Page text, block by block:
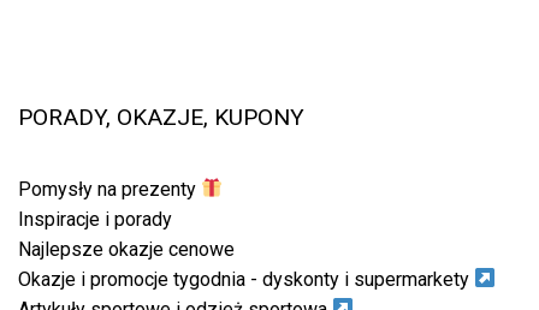
PORADY, OKAZJE, KUPONY
Pomysły na prezenty
Inspiracje i porady
Najlepsze okazje cenowe
Okazje i promocje tygodnia - dyskonty i supermarkety